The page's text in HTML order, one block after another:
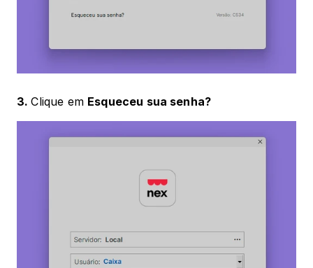
3. Clique em Esqueceu sua senha?